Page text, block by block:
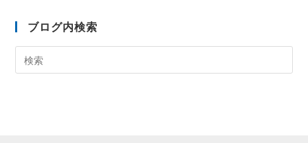
ブログ内検索